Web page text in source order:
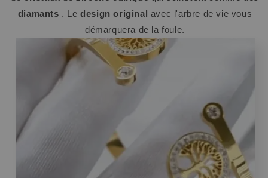
diamants . Ledesign original avec l'arbre de vie vous
démarquera de la foule.